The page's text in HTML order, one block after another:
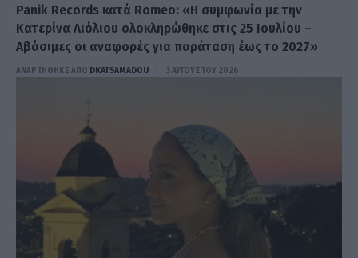
Panik Records κατά Romeo: «Η συμφωνία με την
Κατερίνα Λιόλιου ολοκληρώθηκε στις 25 Ιουλίου –
Αβάσιμες οι αναφορές για παράταση έως το 2027»
ΑΝΑΡΤΗΘΗΚΕ ΑΠΟ DKATSAMADOU 3 ΑΥΓΟΎΣΤΟΥ 2026